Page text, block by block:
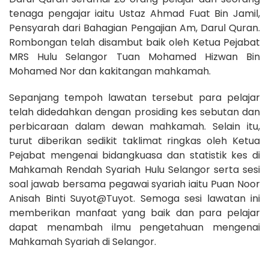
tenaga pengajar iaitu Ustaz Ahmad Fuat Bin Jamil,
Pensyarah dari Bahagian Pengajian Am, Darul Quran.
Rombongan telah disambut baik oleh Ketua Pejabat
MRS Hulu Selangor Tuan Mohamed Hizwan Bin
Mohamed Nor dan kakitangan mahkamah.
Sepanjang tempoh lawatan tersebut para pelajar
telah didedahkan dengan prosiding kes sebutan dan
perbicaraan dalam dewan mahkamah. Selain itu,
turut diberikan sedikit taklimat ringkas oleh Ketua
Pejabat mengenai bidangkuasa dan statistik kes di
Mahkamah Rendah Syariah Hulu Selangor serta sesi
soal jawab bersama pegawai syariah iaitu Puan Noor
Anisah Binti Suyot@Tuyot. Semoga sesi lawatan ini
memberikan manfaat yang baik dan para pelajar
dapat menambah ilmu pengetahuan mengenai
Mahkamah Syariah di Selangor.